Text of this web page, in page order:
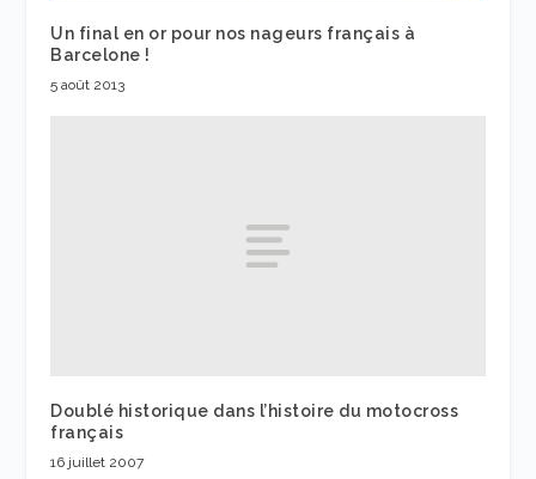
Un final en or pour nos nageurs français à
Barcelone !
5 août 2013
Doublé historique dans l’histoire du motocross
français
16 juillet 2007